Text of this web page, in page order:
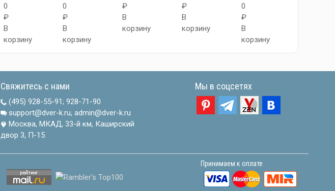
0
₽
В
корзину
0
₽
В
корзину
₽
В
корзину
₽
В
корзину
0
₽
В
корзину
Свяжитесь с нами
(495) 928-55-91; 928-71-90
support@dver-k.ru, admin@dver-k.ru
Москва, МКАД, 33-й км, Каширский
двор 3, П-15
Мы в соцсетях
Принимаем к оплате